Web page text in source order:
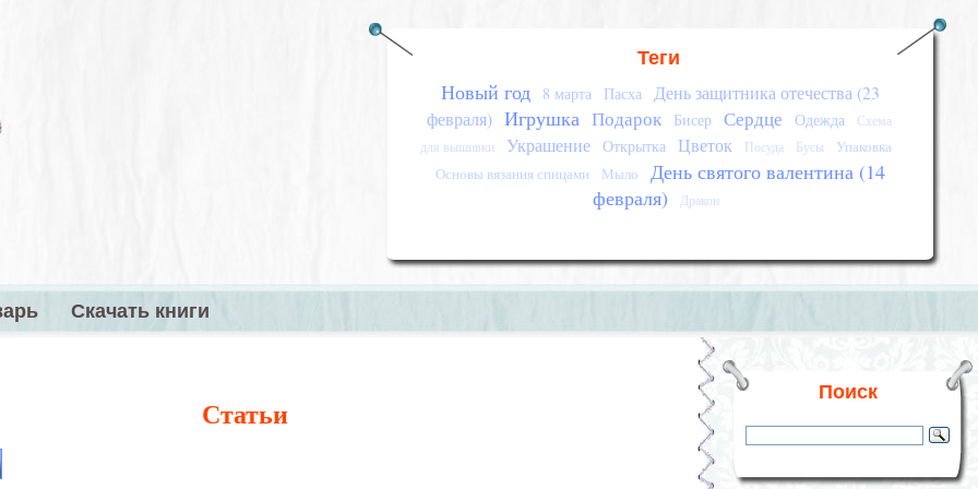
Теги
Новый год 8 марта Пасха День защитника отечества (23
февраля) Игрушка Подарок Бисер Сердце Одежда
Схема
для вышивки
Украшение Открытка Цветок Посуда Бусы
Упаковка
Основы вязания спицами
Мыло
День святого валентина (14
февраля)
Дракон
Скачать книги
Статьи
Поиск